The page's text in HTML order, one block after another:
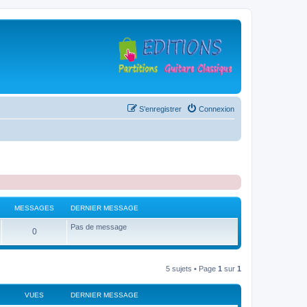
Connexion
S’enregistrer
MESSAGES DERNIER MESSAGE
0M
e
s
Pas de message
5 sujets • Page 1 sur 1
VUES DERNIER MESSAGE